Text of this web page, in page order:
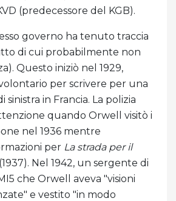
(predecessore del KGB).
governo ha tenuto traccia
di cui probabilmente non
Questo iniziò nel 1929,
per scrivere per una
sinistra in Francia. La polizia
quando Orwell visitò i
nel 1936 mentre
per La strada per il
(1937). Nel 1942, un sergente di
che Orwell aveva "visioni
e vestito "in modo